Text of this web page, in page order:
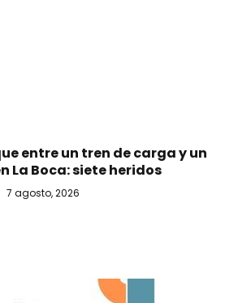
entre un tren de carga y un
La Boca: siete heridos
7 agosto, 2026